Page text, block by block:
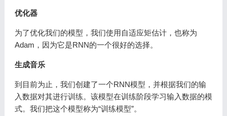
优化器
为了优化我们的模型，我们使用自适应矩估计，也称为
Adam，因为它是RNN的一个很好的选择。
生成音乐
到目前为止，我们创建了一个RNN模型，并根据我们的输
入数据对其进行训练。该模型在训练阶段学习输入数据的模
式。我们把这个模型称为“训练模型”。